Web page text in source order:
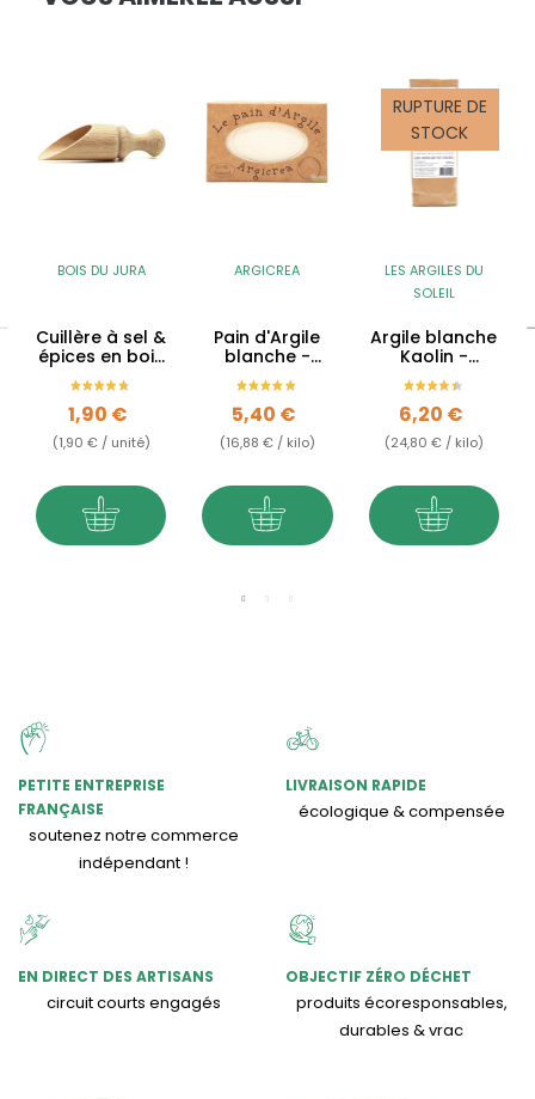
BOIS DU JURA
Cuillère à sel &
épices en bois
de hêtre du
Jura
Prix
1,90 €
(1,90 € / unité)
ARGICREA
Pain d'Argile
blanche -
Kaolin - 320g
Prix
5,40 €
(16,88 € / kilo)
RUPTURE DE
STOCK
LES ARGILES DU
SOLEIL
Argile blanche
Kaolin -
Surfine
Prix
6,20 €
(24,80 € / kilo)
PETITE ENTREPRISE
FRANÇAISE
soutenez notre commerce
indépendant !
LIVRAISON RAPIDE
écologique & compensée
EN DIRECT DES ARTISANS
circuit courts engagés
OBJECTIF ZÉRO DÉCHET
produits écoresponsables,
durables & vrac